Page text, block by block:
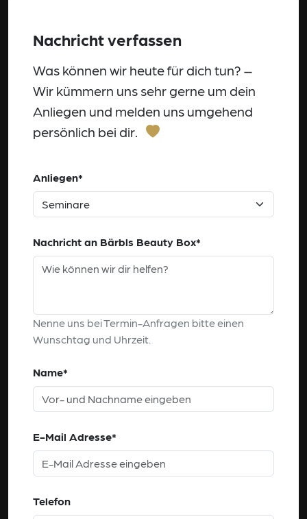
Nachricht verfassen
Was können wir heute für dich tun? –
Wir kümmern uns sehr gerne um dein
Anliegen und melden uns umgehend
persönlich bei dir.
Anliegen*
Nachricht an Bärbls Beauty Box*
Nenne uns bei Termin-Anfragen bitte einen
Wunschtag und Uhrzeit.
Name*
E-Mail Adresse*
Telefon